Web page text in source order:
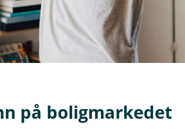
på boligmarkedet